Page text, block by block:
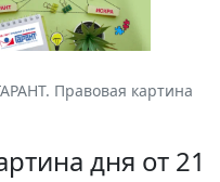
Правовая картина
дня от 21